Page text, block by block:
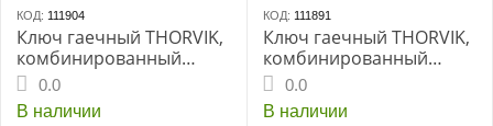
КОД: 111904
Ключ гаечный THORVIK,
комбинированный
трещоточный короткий
9 мм
0.0
В наличии
КОД: 111891
Ключ гаечный THORVIK,
комбинированный
трещоточный с
реверсом 11 мм
0.0
В наличии